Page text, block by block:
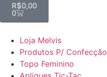
R$0,00
0
Loja Melvis
Produtos P/ Confecção
Topo Feminino